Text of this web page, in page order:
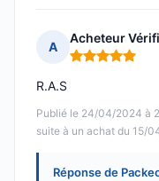
A
Acheteur
Note : 5 sur 5
Publié le 24/04/2024 à
suite à un achat du 15/
R.A.S
Réponse de